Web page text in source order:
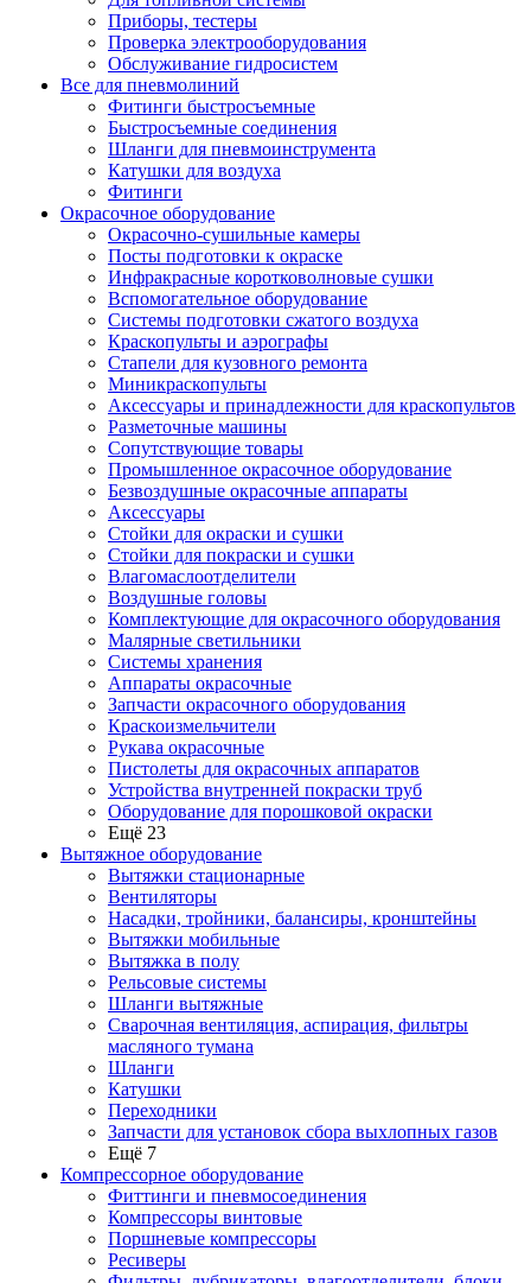
Приборы, тестеры
Проверка электрооборудования
Обслуживание гидросистем
Все для пневмолиний
Фитинги быстросъемные
Быстросъемные соединения
Шланги для пневмоинструмента
Катушки для воздуха
Фитинги
Окрасочное оборудование
Окрасочно-сушильные камеры
Посты подготовки к окраске
Инфракрасные коротковолновые сушки
Вспомогательное оборудование
Системы подготовки сжатого воздуха
Краскопульты и аэрографы
Стапели для кузовного ремонта
Миникраскопульты
Аксессуары и принадлежности для краскопультов
Разметочные машины
Сопутствующие товары
Промышленное окрасочное оборудование
Безвоздушные окрасочные аппараты
Аксессуары
Стойки для окраски и сушки
Стойки для покраски и сушки
Влагомаслоотделители
Воздушные головы
Комплектующие для окрасочного оборудования
Малярные светильники
Системы хранения
Аппараты окрасочные
Запчасти окрасочного оборудования
Краскоизмельчители
Рукава окрасочные
Пистолеты для окрасочных аппаратов
Устройства внутренней покраски труб
Оборудование для порошковой окраски
Ещё 23
Вытяжное оборудование
Вытяжки стационарные
Вентиляторы
Насадки, тройники, балансиры, кронштейны
Вытяжки мобильные
Вытяжка в полу
Рельсовые системы
Шланги вытяжные
Сварочная вентиляция, аспирация, фильтры
масляного тумана
Шланги
Катушки
Переходники
Запчасти для установок сбора выхлопных газов
Ещё 7
Компрессорное оборудование
Фиттинги и пневмосоединения
Компрессоры винтовые
Поршневые компрессоры
Ресиверы